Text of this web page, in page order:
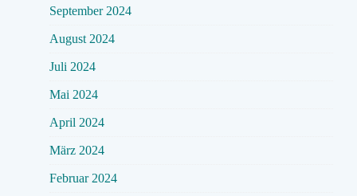
September 2024
August 2024
Juli 2024
Mai 2024
April 2024
März 2024
Februar 2024